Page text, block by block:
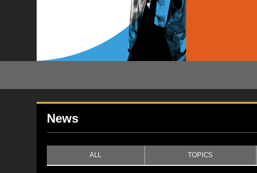
News
ALL TOPICS